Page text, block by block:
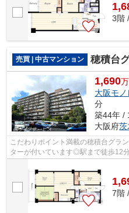
3階
売買 | 中古マンション 穂積台
1,690
大阪モ
分
築44年 /
大阪府茨
こだわりポイント満載の穂積台グラ
ターが付いています◎駅まで徒歩12
マンションです◎茨木市エリアの情
7階